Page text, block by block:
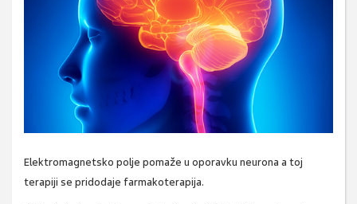
Elektromagnetsko polje pomaže u oporavku neurona a toj
terapiji se pridodaje farmakoterapija.